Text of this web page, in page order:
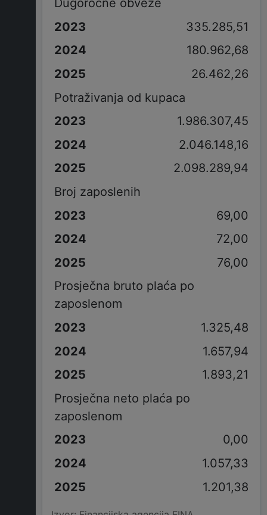
Dugorocne obveze
335.285,51
180.962,68
26.462,26
Potraživanja od kupaca
1.986.307,45
2.046.148,16
2.098.289,94
Broj zaposlenih
69,00
72,00
76,00
Prosječna bruto plaća po
zaposlenom
1.325,48
1.657,94
1.893,21
Prosječna neto plaća po
zaposlenom
0,00
1.057,33
1.201,38